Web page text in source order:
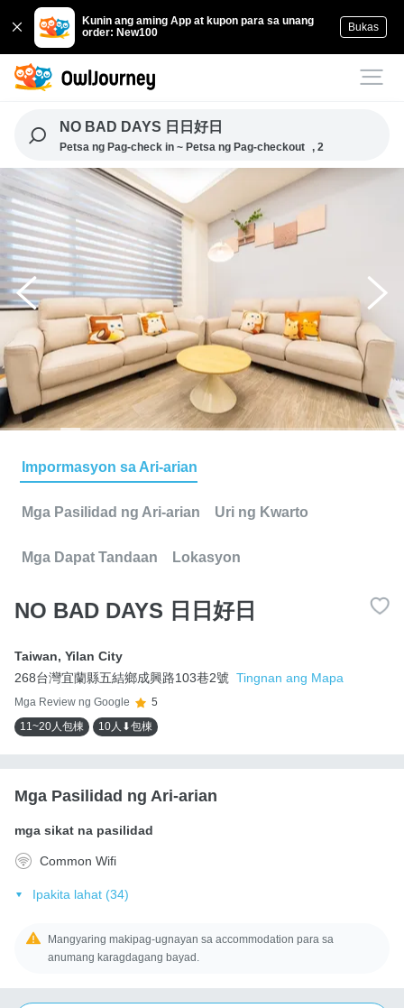
Kunin ang aming App at kupon para sa unang
order: New100
Bukas
NO BAD DAYS 日日好日
Petsa ng Pag-check in ~ Petsa ng Pag-checkout , 2
Impormasyon sa Ari-arian
Mga Pasilidad ng Ari-arian Uri ng Kwarto
Mga Dapat Tandaan Lokasyon
NO BAD DAYS 日日好日
Taiwan, Yilan City
268台灣宜蘭縣五結鄉成興路103巷2號 Tingnan ang Mapa
Mga Review ng Google
5
11~20人包棟
10人⬇包棟
Mga Pasilidad ng Ari-arian
mga sikat na pasilidad
Common Wifi
Ipakita lahat (34)
Mangyaring makipag-ugnayan sa accommodation para sa
anumang karagdagang bayad.